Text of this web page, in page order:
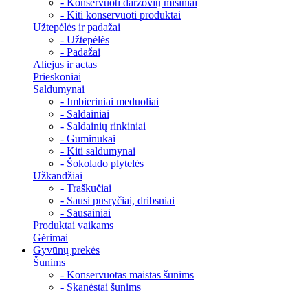
- Konservuoti daržovių mišiniai
- Kiti konservuoti produktai
Užtepėlės ir padažai
- Užtepėlės
- Padažai
Aliejus ir actas
Prieskoniai
Saldumynai
- Imbieriniai meduoliai
- Saldainiai
- Saldainių rinkiniai
- Guminukai
- Kiti saldumynai
- Šokolado plytelės
Užkandžiai
- Traškučiai
- Sausi pusryčiai, dribsniai
- Sausainiai
Produktai vaikams
Gėrimai
Gyvūnų prekės
Šunims
- Konservuotas maistas šunims
- Skanėstai šunims